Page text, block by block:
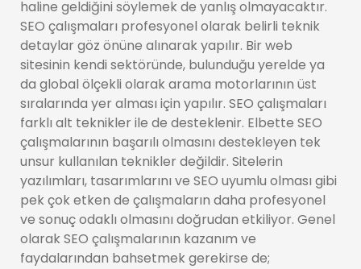
haline geldiğini söylemek de yanlış olmayacaktır.
SEO çalışmaları profesyonel olarak belirli teknik
detaylar göz önüne alınarak yapılır. Bir web
sitesinin kendi sektöründe, bulunduğu yerelde ya
da global ölçekli olarak arama motorlarının üst
sıralarında yer alması için yapılır. SEO çalışmaları
farklı alt teknikler ile de desteklenir. Elbette SEO
çalışmalarının başarılı olmasını destekleyen tek
unsur kullanılan teknikler değildir. Sitelerin
yazılımları, tasarımlarını ve SEO uyumlu olması gibi
pek çok etken de çalışmaların daha profesyonel
ve sonuç odaklı olmasını doğrudan etkiliyor. Genel
olarak SEO çalışmalarının kazanım ve
faydalarından bahsetmek gerekirse de;